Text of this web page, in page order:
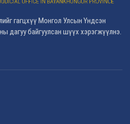
гагцхүү Монгол Улсын Үндсэн
дагуу байгуулсан шүүх хэрэгжүүлнэ.